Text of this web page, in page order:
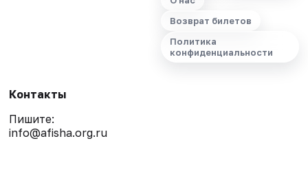
Возврат билетов
Политика
конфиденциальности
Контакты
Пишите:
info@afisha.org.ru